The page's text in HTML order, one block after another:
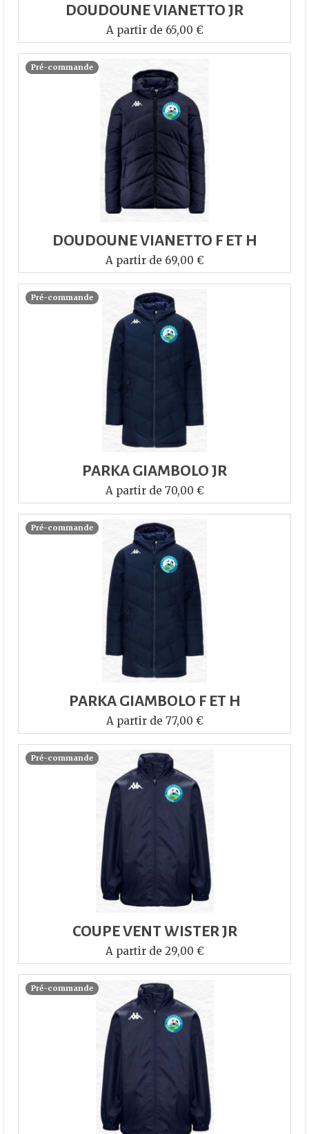
DOUDOUNE VIANETTO JR
A partir de 65,00 €
Pré-commande
DOUDOUNE VIANETTO F ET H
A partir de 69,00 €
Pré-commande
PARKA GIAMBOLO JR
A partir de 70,00 €
Pré-commande
PARKA GIAMBOLO F ET H
A partir de 77,00 €
Pré-commande
COUPE VENT WISTER JR
A partir de 29,00 €
Pré-commande